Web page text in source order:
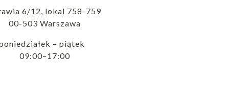
6/12, lokal 758-759
00-503 Warszawa
– piątek
09:00–17:00